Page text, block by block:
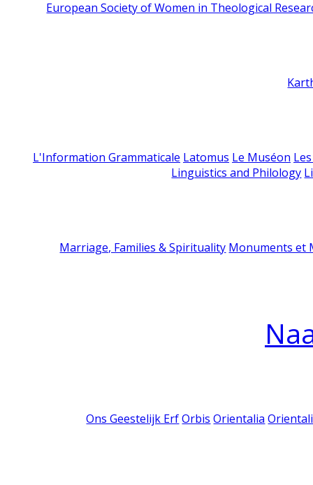
European Society of Women in Theological
L'Information Grammaticale Latomus Le Muséon
Linguistics and Philology
Marriage, Families & Spirituality Monuments et
Ons Geestelijk Erf Orbis Orientalia